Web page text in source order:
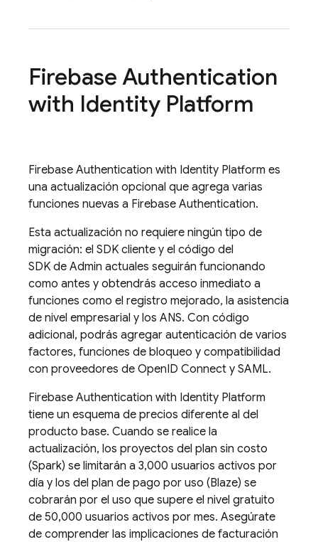
Firebase Authentication
with Identity Platform
Firebase Authentication with Identity Platform es
una actualización opcional que agrega varias
funciones nuevas a Firebase Authentication.
Esta actualización no requiere ningún tipo de
migración: el SDK cliente y el código del
SDK de Admin actuales seguirán funcionando
como antes y obtendrás acceso inmediato a
funciones como el registro mejorado, la asistencia
de nivel empresarial y los ANS. Con código
adicional, podrás agregar autenticación de varios
factores, funciones de bloqueo y compatibilidad
con proveedores de OpenID Connect y SAML.
Firebase Authentication with Identity Platform
tiene un esquema de precios diferente al del
producto base. Cuando se realice la
actualización, los proyectos del plan sin costo
(Spark) se limitarán a 3,000 usuarios activos por
día y los del plan de pago por uso (Blaze) se
cobrarán por el uso que supere el nivel gratuito
de 50,000 usuarios activos por mes. Asegúrate
de comprender las implicaciones de facturación